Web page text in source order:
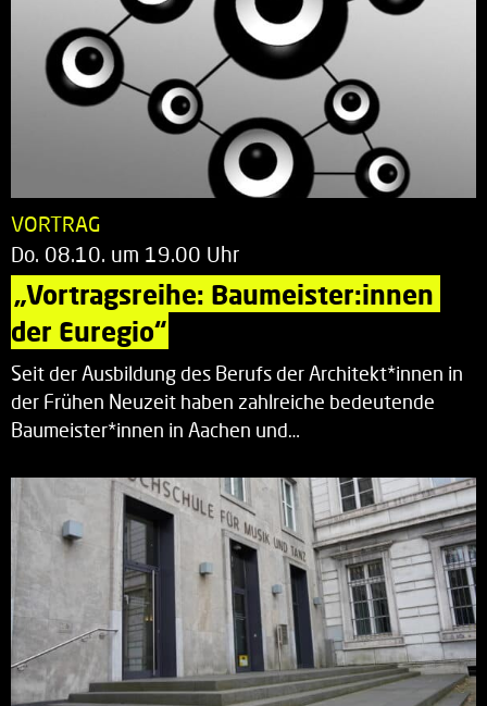
VORTRAG
Do. 08.10. um 19.00 Uhr
„Vortragsreihe: Baumeister:innen
der Euregio“
Seit der Ausbildung des Berufs der Architekt*innen in
der Frühen Neuzeit haben zahlreiche bedeutende
Baumeister*innen in Aachen und…